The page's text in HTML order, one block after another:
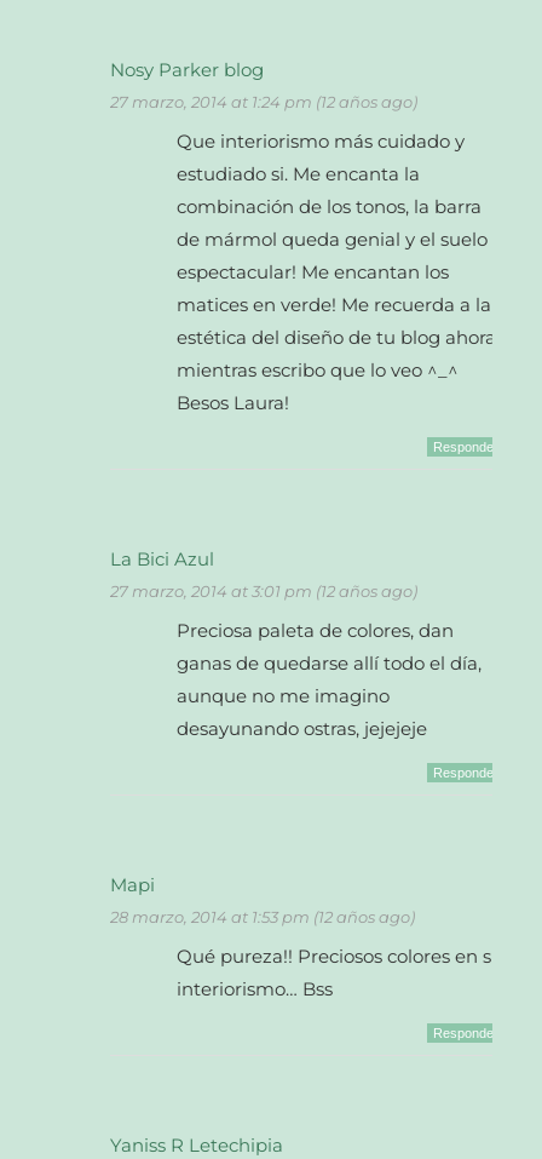
Nosy Parker blog
27 marzo, 2014 at 1:24 pm (12 años ago)
Que interiorismo más cuidado y
estudiado si. Me encanta la
combinación de los tonos, la barra
de mármol queda genial y el suelo
espectacular! Me encantan los
matices en verde! Me recuerda a la
estética del diseño de tu blog ahora
mientras escribo que lo veo ^_^
Besos Laura!
Responder
La Bici Azul
27 marzo, 2014 at 3:01 pm (12 años ago)
Preciosa paleta de colores, dan
ganas de quedarse allí todo el día,
aunque no me imagino
desayunando ostras, jejejeje
Responder
Mapi
28 marzo, 2014 at 1:53 pm (12 años ago)
Qué pureza!! Preciosos colores en su
interiorismo… Bss
Responder
Yaniss R Letechipia